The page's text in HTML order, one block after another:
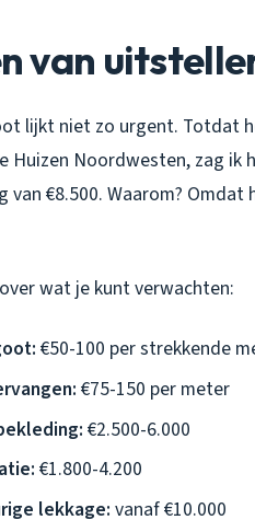
van
lijkt niet zo urgent. Totdat
Huizen Noordwesten, zag
€8.500. Waarom?
wat je kunt verwachten:
€50-100 per strekkende
€75-150 per meter
€2.500-6.000
€1.800-4.200
lekkage: vanaf €10.000